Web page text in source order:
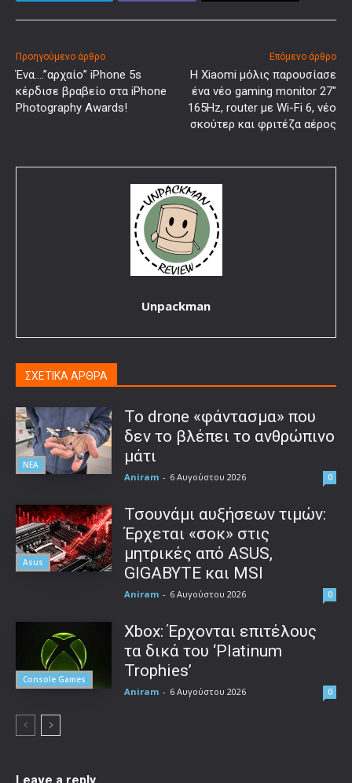
Προηγούμενο άρθρο
Ένα….”αρχαίο” iPhone 5s
κέρδισε βραβείο στα iPhone
Photography Awards!
Επόμενο άρθρο
Η Xiaomi μόλις παρουσίασε
ένα νέο gaming monitor 27″
165Hz, router με Wi-Fi 6, νέο
σκούτερ και φριτέζα αέρος
Unpackman
ΣΧΕΤΙΚΑ ΑΡΘΡΑ
ΝΕΑ
Το drone «φάντασμα» που
δεν το βλέπει το ανθρώπινο
μάτι
Aniram - 6 Αυγούστου 2026 0
Asus
Τσουνάμι αυξήσεων τιμών:
Έρχεται «σοκ» στις
μητρικές από ASUS,
GIGABYTE και MSI
Aniram - 6 Αυγούστου 2026 0
Console Games
Xbox: Έρχονται επιτέλους
τα δικά του ‘Platinum
Trophies’
Aniram - 6 Αυγούστου 2026 0